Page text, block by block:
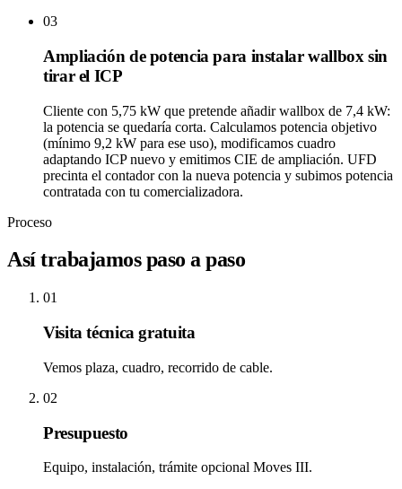
03
Ampliación de potencia para instalar wallbox sin
tirar el ICP
Cliente con 5,75 kW que pretende añadir wallbox de 7,4 kW:
la potencia se quedaría corta. Calculamos potencia objetivo
(mínimo 9,2 kW para ese uso), modificamos cuadro
adaptando ICP nuevo y emitimos CIE de ampliación. UFD
precinta el contador con la nueva potencia y subimos potencia
contratada con tu comercializadora.
Proceso
Así trabajamospaso a paso
01
Visita técnica gratuita
Vemos plaza, cuadro, recorrido de cable.
02
Presupuesto
Equipo, instalación, trámite opcional Moves III.